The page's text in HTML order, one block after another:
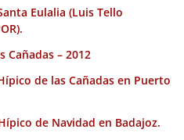
Eulalia (Luis Tello
Cañadas – 2012
de las Cañadas en Puerto
de Navidad en Badajoz.